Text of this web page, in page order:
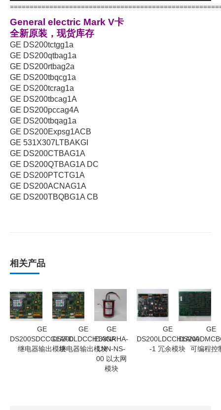
General electric Mark V卡
全新原装，现货库存
GE DS200tctgg1a
GE DS200qtbag1a
GE DS200rtbag2a
GE DS200tbqcg1a
GE DS200tcrag1a
GE DS200tbcag1A
GE DS200pccag4A
GE DS200tbqag1a
GE DS200Expsg1ACB
GE 531X307LTBAKGI
GE DS200CTBAG1A
GE DS200QTBAG1A DC
GE DS200PTCTG1A
GE DS200ACNAG1A
GE DS200TBQBG1A CB
相关产品
GE
DS200SDCCG1AFD
继电器输出模块
GE
DS200LDCCH1AGA
继电器输出模块
GE
E33NRHA-
LNN-NS-
00 以太网
模块
GE
DS200LDCCH1ANA
-1 冗余模块
GE
可编程控